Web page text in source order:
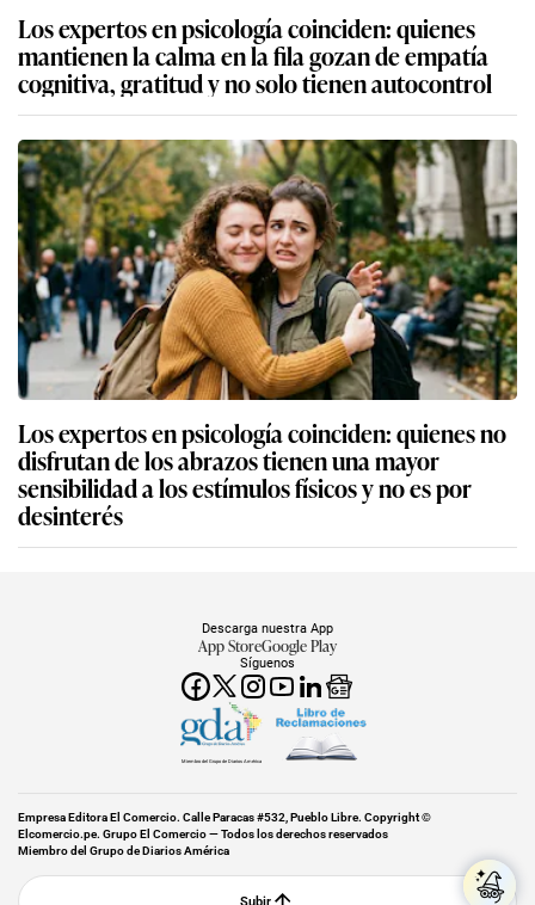
Los expertos en psicología coinciden: quienes
mantienen la calma en la fila gozan de empatía
cognitiva, gratitud y no solo tienen autocontrol
Los expertos en psicología coinciden: quienes no
disfrutan de los abrazos tienen una mayor
sensibilidad a los estímulos físicos y no es por
desinterés
Síguenos
Descarga nuestra App
App StoreGoogle Play
Miembro del Grupo de Diarios América
Empresa Editora El Comercio. Calle Paracas #532, Pueblo Libre. Copyright ©
Elcomercio.pe. Grupo El Comercio — Todos los derechos reservados
Miembro del Grupo de Diarios América
Subir